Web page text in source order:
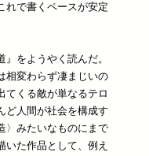
れで書くペースが安定
をようやく読んだ。
相変わらず凄まじいの
てくる敵が単なるテロ
ど人間が社会を構成す
〉みたいなものにまで
いた作品として、例え